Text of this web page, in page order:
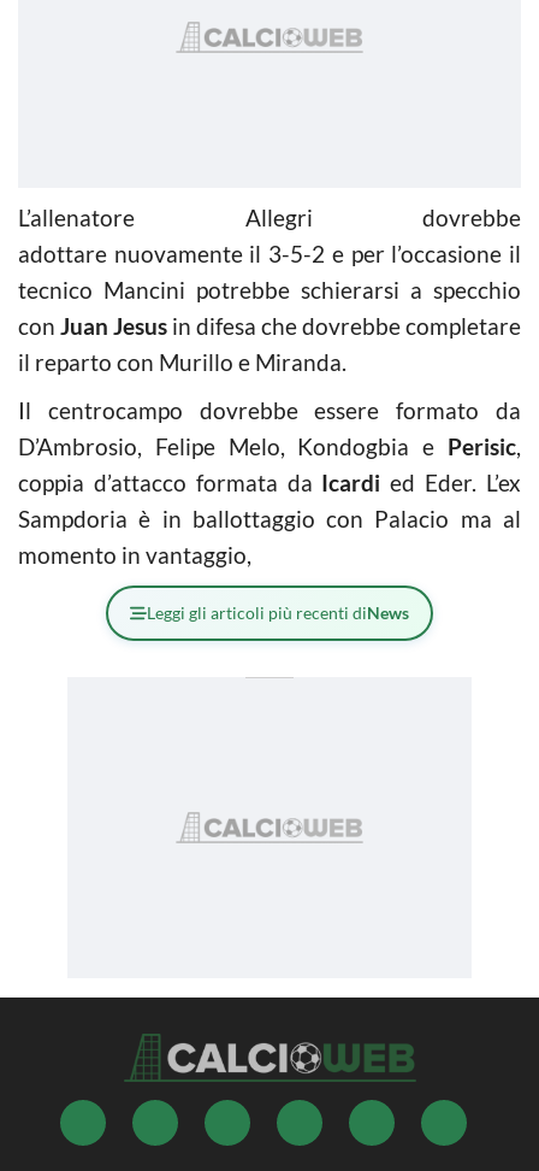
L’allenatore Allegri dovrebbe
adottare nuovamente il 3-5-2 e per l’occasione il
tecnico Mancini potrebbe schierarsi a specchio
con Juan Jesus in difesa che dovrebbe completare
il reparto con Murillo e Miranda.
Il centrocampo dovrebbe essere formato da
D’Ambrosio, Felipe Melo, Kondogbia e Perisic,
coppia d’attacco formata da Icardi ed Eder. L’ex
Sampdoria è in ballottaggio con Palacio ma al
momento in vantaggio,
Leggi gli articoli più recenti diNews